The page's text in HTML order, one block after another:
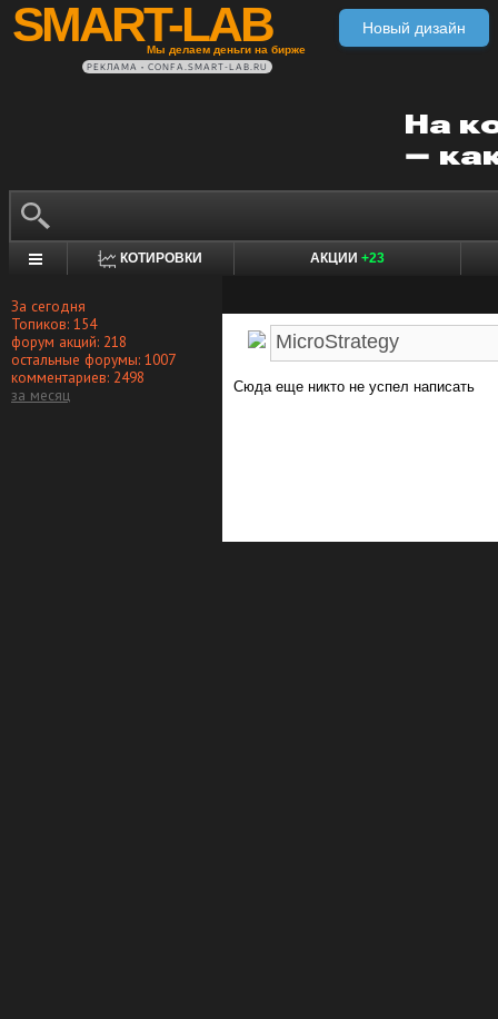
SMART-LAB
Мы делаем деньги на бирже
Новый дизайн
РЕКЛАМА • CONFA.SMART-LAB.RU
КОТИРОВКИ АКЦИИ +23
За сегодня
Топиков: 154
форум акций: 218
остальные форумы: 1007
комментариев: 2498
за месяц
Сюда еще никто не успел написать